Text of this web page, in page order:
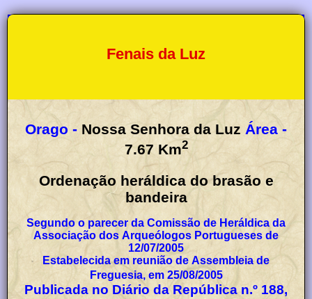
Fenais da Luz
Orago - Nossa Senhora da Luz Área -
7.67 Km2
Ordenação heráldica do brasão e
bandeira
Segundo o parecer da Comissão de Heráldica da
Associação dos Arqueólogos Portugueses de
12/07/2005
Estabelecida em reunião de Assembleia de
Freguesia, em 25/08/2005
Publicada no Diário da República n.º 188,